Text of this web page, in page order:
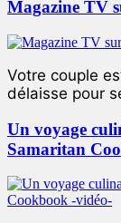
Magazine TV
Votre couple
délaisse pour
Un voyage
Samaritan